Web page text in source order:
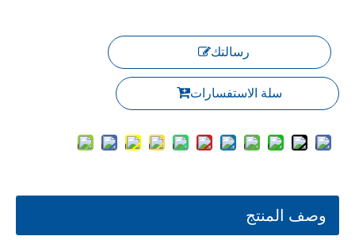
رسالتك
سلة الاستفسارات
وصف المنتج